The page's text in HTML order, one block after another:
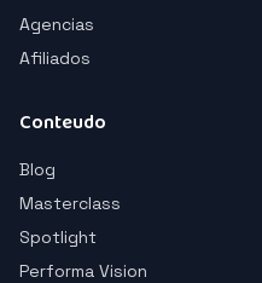
Agencias
Afiliados
Conteudo
Blog
Masterclass
Spotlight
Performa Vision